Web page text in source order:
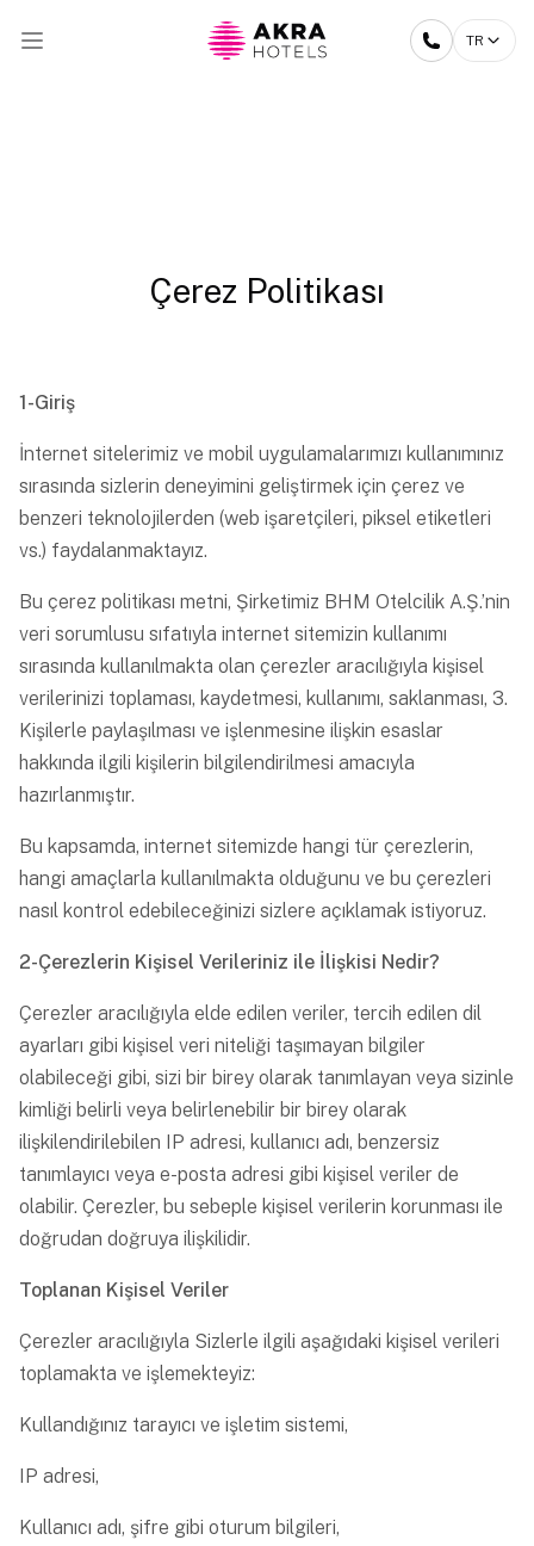
TR
Çerez Politikası
1-Giriş
İnternet sitelerimiz ve mobil uygulamalarımızı kullanımınız
sırasında sizlerin deneyimini geliştirmek için çerez ve
benzeri teknolojilerden (web işaretçileri, piksel etiketleri
vs.) faydalanmaktayız.
Bu çerez politikası metni, Şirketimiz BHM Otelcilik A.Ş.’nin
veri sorumlusu sıfatıyla internet sitemizin kullanımı
sırasında kullanılmakta olan çerezler aracılığıyla kişisel
verilerinizi toplaması, kaydetmesi, kullanımı, saklanması, 3.
Kişilerle paylaşılması ve işlenmesine ilişkin esaslar
hakkında ilgili kişilerin bilgilendirilmesi amacıyla
hazırlanmıştır.
Bu kapsamda, internet sitemizde hangi tür çerezlerin,
hangi amaçlarla kullanılmakta olduğunu ve bu çerezleri
nasıl kontrol edebileceğinizi sizlere açıklamak istiyoruz.
2-Çerezlerin Kişisel Verileriniz ile İlişkisi Nedir?
Çerezler aracılığıyla elde edilen veriler, tercih edilen dil
ayarları gibi kişisel veri niteliği taşımayan bilgiler
olabileceği gibi, sizi bir birey olarak tanımlayan veya sizinle
kimliği belirli veya belirlenebilir bir birey olarak
ilişkilendirilebilen IP adresi, kullanıcı adı, benzersiz
tanımlayıcı veya e-posta adresi gibi kişisel veriler de
olabilir. Çerezler, bu sebeple kişisel verilerin korunması ile
doğrudan doğruya ilişkilidir.
Toplanan Kişisel Veriler
Çerezler aracılığıyla Sizlerle ilgili aşağıdaki kişisel verileri
toplamakta ve işlemekteyiz:
Kullandığınız tarayıcı ve işletim sistemi,
IP adresi,
Kullanıcı adı, şifre gibi oturum bilgileri,